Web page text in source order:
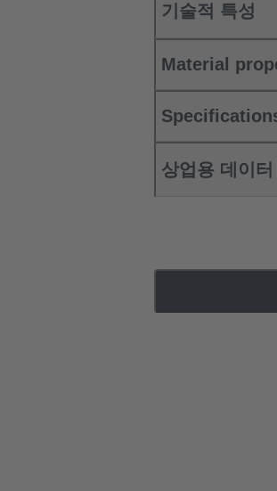
기술적 특성
Material
상업용 데이터